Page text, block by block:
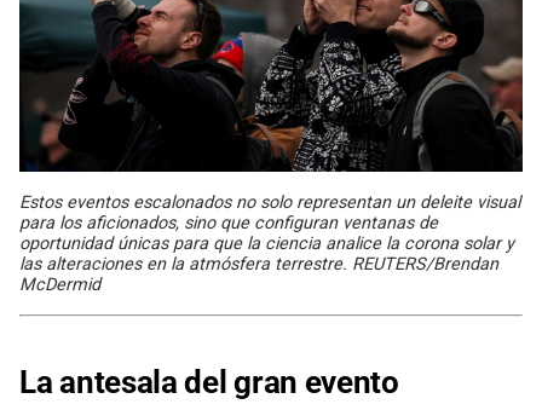
Estos eventos escalonados no solo representan un deleite visual
para los aficionados, sino que configuran ventanas de
oportunidad únicas para que la ciencia analice la corona solar y
las alteraciones en la atmósfera terrestre. REUTERS/Brendan
McDermid
La antesala del gran evento